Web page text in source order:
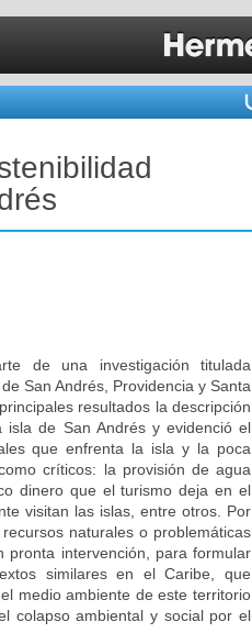
de una investigación titulada
San Andrés, Providencia y Santa
resultados la descripción
de San Andrés y evidenció el
que enfrenta la isla y la poca
críticos: la provisión de agua
dinero que el turismo deja en el
visitan las islas, entre otros. Por
naturales o problemáticas
pronta intervención, para formular
similares en el Caribe, que
medio ambiente de este territorio
colapso ambiental y social por el